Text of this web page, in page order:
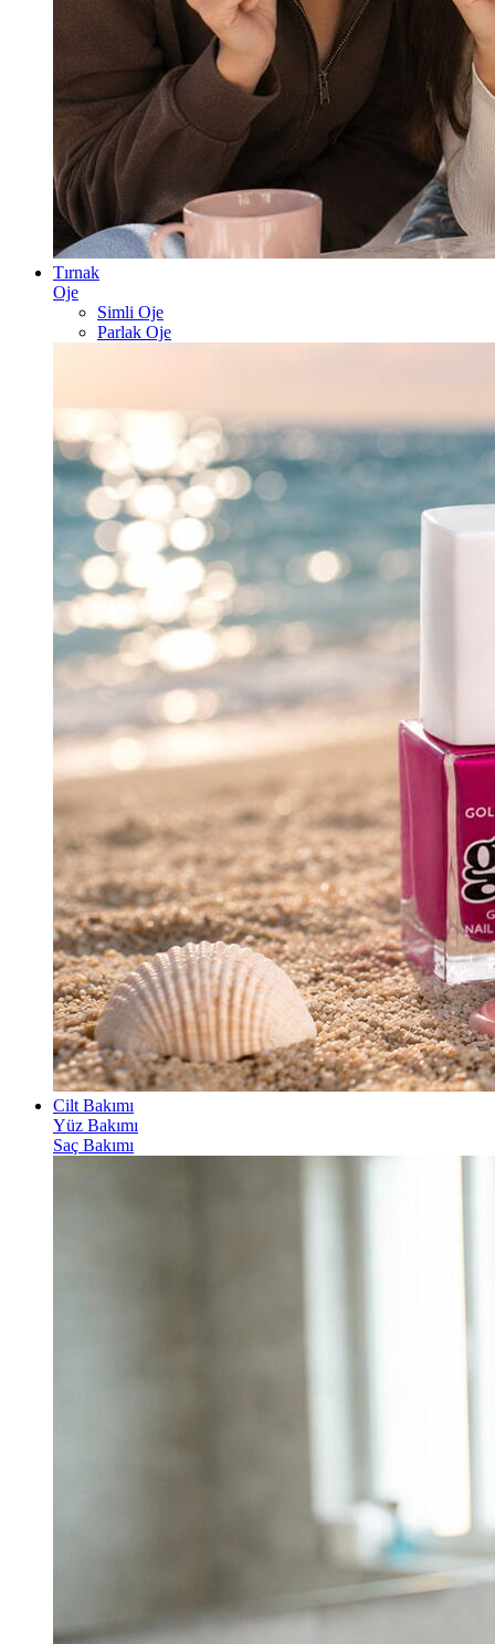
Tırnak
Oje
Simli Oje
Parlak Oje
Cilt Bakımı
Yüz Bakımı
Saç Bakımı